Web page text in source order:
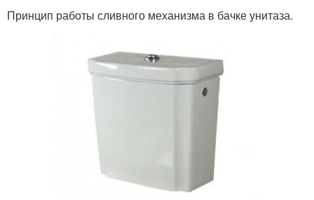
Принцип работы сливного механизма в бачке унитаза.